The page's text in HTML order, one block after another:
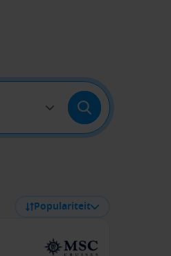
Populariteit